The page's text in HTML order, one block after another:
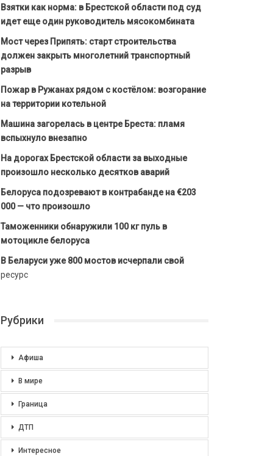
Взятки как норма: в Брестской области под суд
идет еще один руководитель мясокомбината
Мост через Припять: старт строительства
должен закрыть многолетний транспортный
разрыв
Пожар в Ружанах рядом с костёлом: возгорание
на территории котельной
Машина загорелась в центре Бреста: пламя
вспыхнуло внезапно
На дорогах Брестской области за выходные
произошло несколько десятков аварий
Белоруса подозревают в контрабанде на €203
000 — что произошло
Таможенники обнаружили 100 кг пуль в
мотоцикле белоруса
В Беларуси уже 800 мостов исчерпали свой
ресурс
Рубрики
Афиша
В мире
Граница
ДТП
Интересное